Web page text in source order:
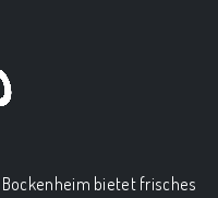
Bockenheim bietet frisches